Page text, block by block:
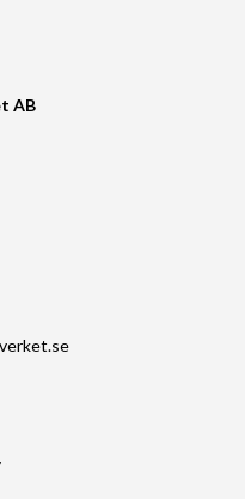
AB